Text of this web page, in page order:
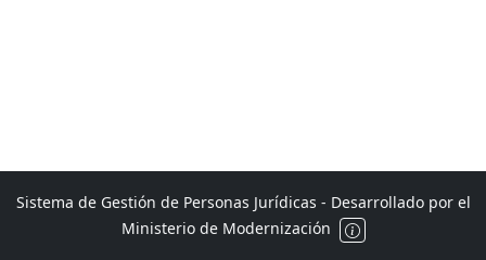
Sistema de Gestión de Personas Jurídicas - Desarrollado por el
Ministerio de Modernización